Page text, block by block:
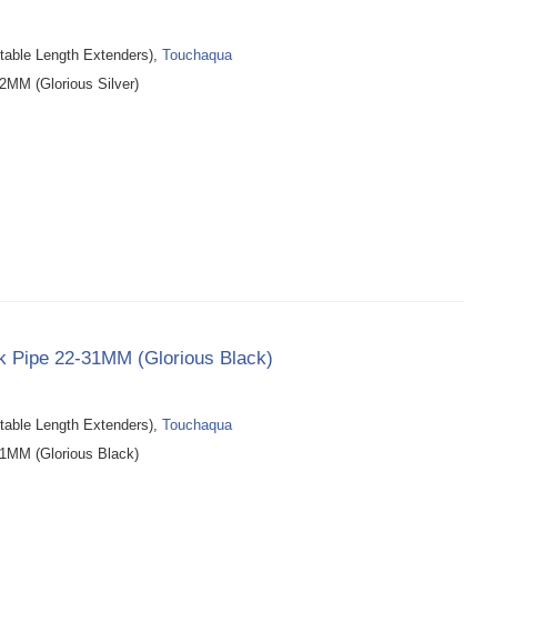
Length Extenders),Touchaqua
(Glorious Silver)
Pipe 22-31MM (Glorious Black)
Length Extenders),Touchaqua
(Glorious Black)